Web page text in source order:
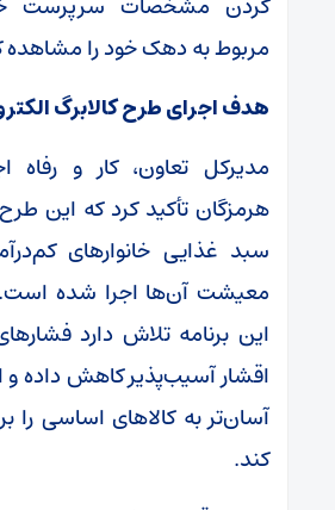
مربوط به دهک خود را مشاهده
هدف اجرای طرح کالابرگ
مدیرکل تعاون، کار و رفاه
هرمزگان تأکید کرد که این
سبد غذایی خانوارهای
معیشت آن‌ها اجرا شده است.
این برنامه تلاش دارد
اقشار آسیب‌پذیر کاهش داده
آسان‌تر به کالاهای اساسی را
کند.